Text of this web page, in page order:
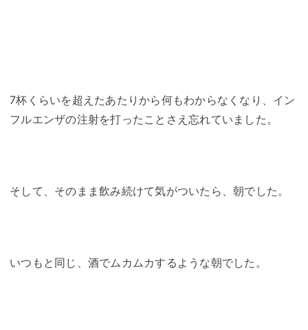
7杯くらいを超えたあたりから何もわからなくなり、イン
フルエンザの注射を打ったことさえ忘れていました。
そして、そのまま飲み続けて気がついたら、朝でした。
いつもと同じ、酒でムカムカするような朝でした。